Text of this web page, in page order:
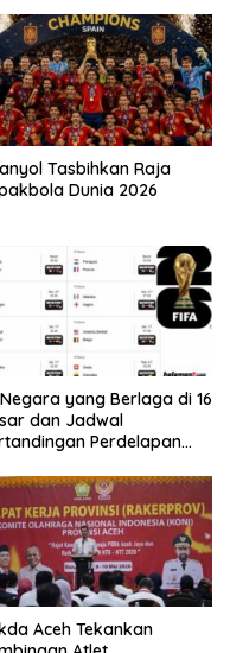
Tasbihkan Raja
Dunia 2026
yang Berlaga di 16
dan Jadwal
Perdelapan
Aceh Tekankan